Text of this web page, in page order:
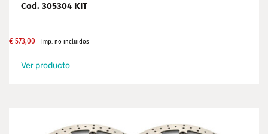
Cod. 305304 KIT
€ 573,00 Imp. no incluidos
Ver producto